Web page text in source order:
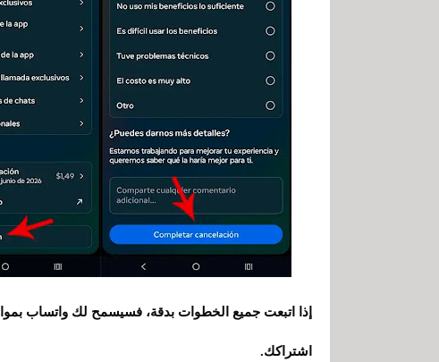
إذا اتبعت جميع الخطوات بدقة، فسيسمح لك واتساب
اشتراكك.